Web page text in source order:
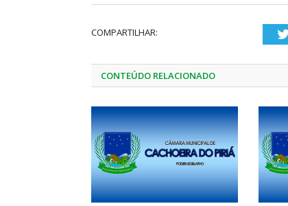
COMPARTILHAR:
CONTEÚDO RELACIONADO